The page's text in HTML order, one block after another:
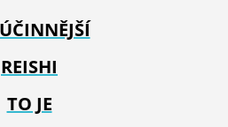
REISHI
TO JE